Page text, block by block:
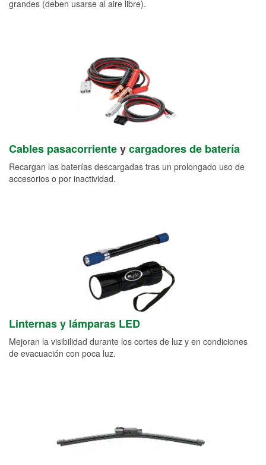
grandes (deben usarse al aire libre).
Cables pasacorrienteycargadores de batería
Recargan las baterías descargadas tras un prolongado uso de
accesorios o por inactividad.
Linternas y lámparas LED
Mejoran la visibilidad durante los cortes de luz y en condiciones
de evacuación con poca luz.